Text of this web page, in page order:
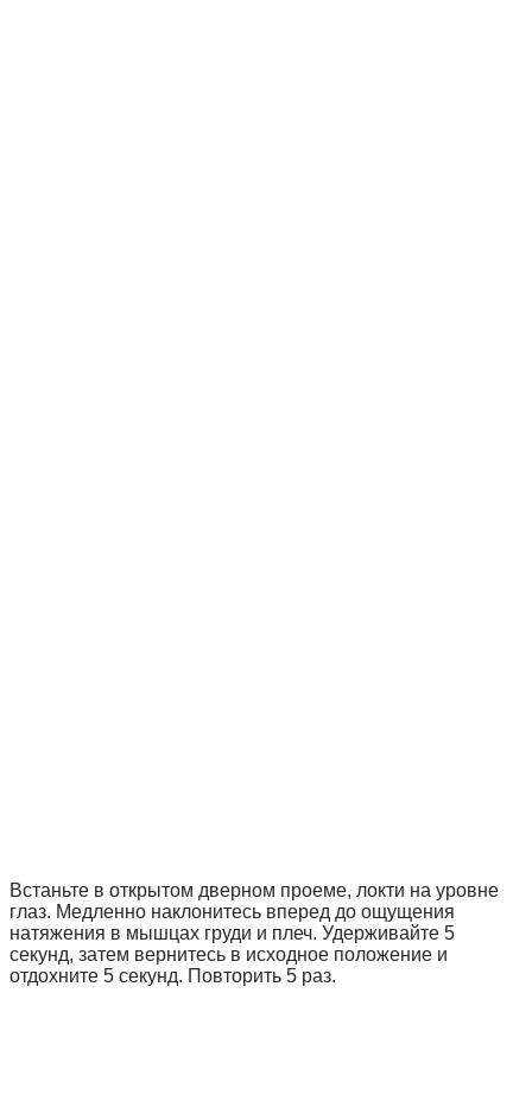
Встаньте в открытом дверном проеме, локти на уровне
глаз. Медленно наклонитесь вперед до ощущения
натяжения в мышцах груди и плеч. Удерживайте 5
секунд, затем вернитесь в исходное положение и
отдохните 5 секунд. Повторить 5 раз.